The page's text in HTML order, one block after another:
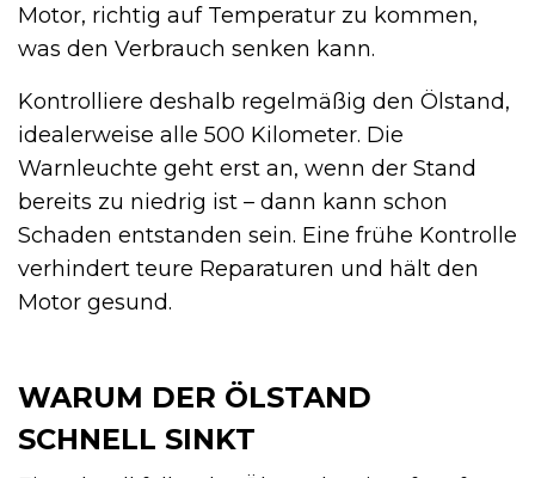
Motor, richtig auf Temperatur zu kommen,
was den Verbrauch senken kann.
Kontrolliere deshalb regelmäßig den Ölstand,
idealerweise alle 500 Kilometer. Die
Warnleuchte geht erst an, wenn der Stand
bereits zu niedrig ist – dann kann schon
Schaden entstanden sein. Eine frühe Kontrolle
verhindert teure Reparaturen und hält den
Motor gesund.
WARUM DER ÖLSTAND
SCHNELL SINKT